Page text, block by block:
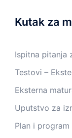
Kutak za
Ispitna pitanja
Testovi –
Eksterna
Uputstvo za
Plan i